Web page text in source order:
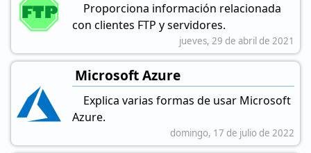
Proporciona información relacionada
con clientes FTP y servidores.
jueves, 29 de abril de 2021
Microsoft Azure
Explica varias formas de usar Microsoft
Azure.
domingo, 17 de julio de 2022